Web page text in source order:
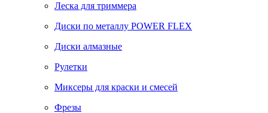
Леска для триммера
Диски по металлу POWER FLEX
Диски алмазные
Рулетки
Миксеры для краски и смесей
Фрезы